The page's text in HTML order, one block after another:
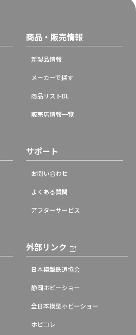
商品・販売情報
新製品情報
メーカーで探す
商品リストDL
販売店情報一覧
サポート
お問い合わせ
よくある質問
アフターサービス
外部リンク
日本模型鉄道協会
静岡ホビーショー
全日本模型ホビーショー
ホビコレ